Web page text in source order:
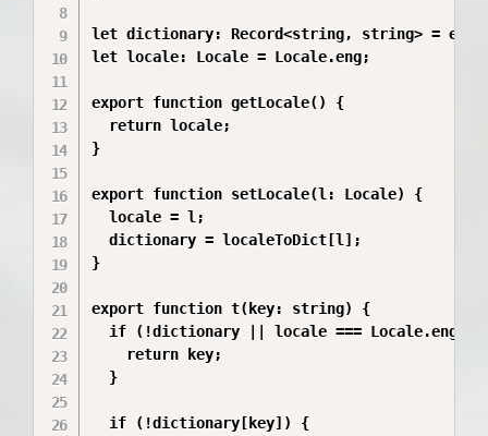
let dictionary: Record<string, string> =
let locale: Locale = Locale.eng;
export function getLocale() {
  return locale;
}
export function setLocale(l: Locale) {
  locale = l;
  dictionary = localeToDict[l];
}
export function t(key: string) {
  if (!dictionary || locale === Locale.eng) {
    return key;
  }
  if (!dictionary[key]) {